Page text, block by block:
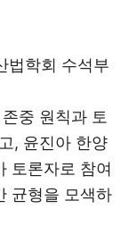
법학회 수석부
중 원칙과 토
, 윤진아 한양
토론자로 참여
균형을 모색하